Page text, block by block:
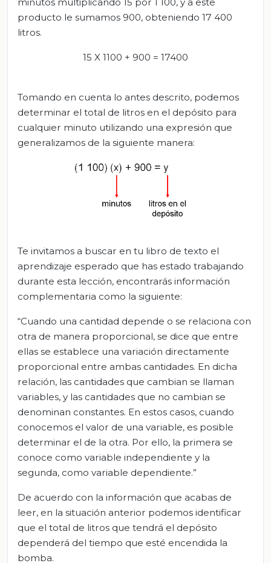
minutos multiplicando 15 por 1 100, y a este
producto le sumamos 900, obteniendo 17 400
litros.
15 X 1100 + 900 = 17400
Tomando en cuenta lo antes descrito, podemos
determinar el total de litros en el depósito para
cualquier minuto utilizando una expresión que
generalizamos de la siguiente manera:
Te invitamos a buscar en tu libro de texto el
aprendizaje esperado que has estado trabajando
durante esta lección, encontrarás información
complementaria como la siguiente:
“Cuando una cantidad depende o se relaciona con
otra de manera proporcional, se dice que entre
ellas se establece una variación directamente
proporcional entre ambas cantidades. En dicha
relación, las cantidades que cambian se llaman
variables, y las cantidades que no cambian se
denominan constantes. En estos casos, cuando
conocemos el valor de una variable, es posible
determinar el de la otra. Por ello, la primera se
conoce como variable independiente y la
segunda, como variable dependiente.”
De acuerdo con la información que acabas de
leer, en la situación anterior podemos identificar
que el total de litros que tendrá el depósito
dependerá del tiempo que esté encendida la
bomba.